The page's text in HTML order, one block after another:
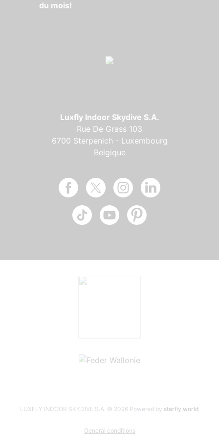
du mois!
Luxfly Indoor Skydive S.A.
Rue De Grass 103
6700 Sterpenich - Luxembourg
Belgique
LUXFLY INDOOR SKYDIVE S.A. © 2026 Powered by starfly.world
General conditions